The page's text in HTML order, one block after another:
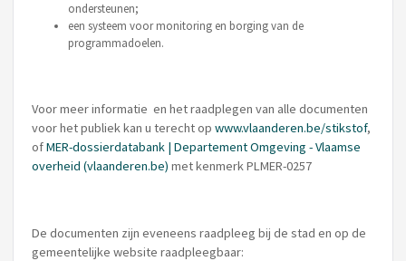
ondersteunen;
een systeem voor monitoring en borging van de
programmadoelen.
Voor meer informatie en het raadplegen van alle documenten
voor het publiek kan u terecht op www.vlaanderen.be/stikstof,
ofMER-dossierdatabank | Departement Omgeving - Vlaamse
overheid (vlaanderen.be) met kenmerk PLMER-0257
De documenten zijn eveneens raadpleeg bij de stad en op de
gemeentelijke website raadpleegbaar: